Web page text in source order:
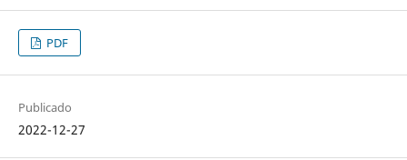
PDF
Publicado
2022-12-27